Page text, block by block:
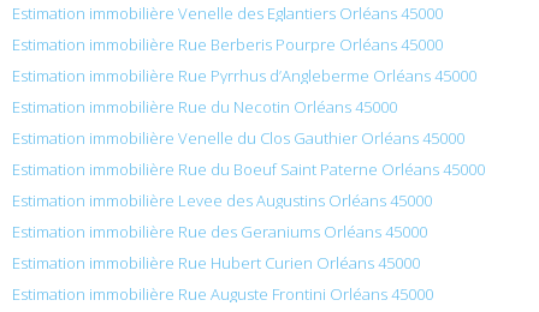
Estimation immobilière Venelle des Eglantiers Orléans 45000
Estimation immobilière Rue Berberis Pourpre Orléans 45000
Estimation immobilière Rue Pyrrhus d’Angleberme Orléans 45000
Estimation immobilière Rue du Necotin Orléans 45000
Estimation immobilière Venelle du Clos Gauthier Orléans 45000
Estimation immobilière Rue du Boeuf Saint Paterne Orléans 45000
Estimation immobilière Levee des Augustins Orléans 45000
Estimation immobilière Rue des Geraniums Orléans 45000
Estimation immobilière Rue Hubert Curien Orléans 45000
Estimation immobilière Rue Auguste Frontini Orléans 45000